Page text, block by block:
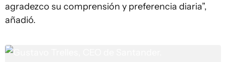
agradezco su comprensión y preferencia diaria”,
añadió.